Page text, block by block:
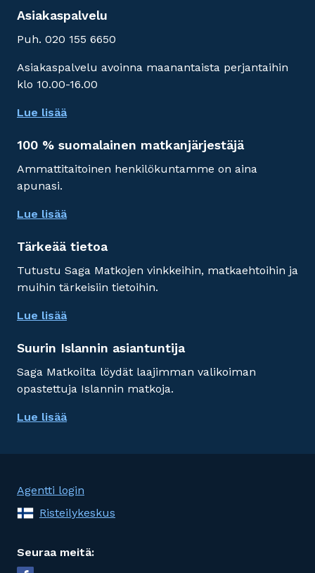
Asiakaspalvelu
Puh. 020 155 6650
Asiakaspalvelu avoinna maanantaista perjantaihin
klo 10.00-16.00
Lue lisää
100 % suomalainen matkanjärjestäjä
Ammattitaitoinen henkilökuntamme on aina
apunasi.
Lue lisää
Tärkeää tietoa
Tutustu Saga Matkojen vinkkeihin, matkaehtoihin ja
muihin tärkeisiin tietoihin.
Lue lisää
Suurin Islannin asiantuntija
Saga Matkoilta löydät laajimman valikoiman
opastettuja Islannin matkoja.
Lue lisää
Agentti login
Risteilykeskus
Seuraa meitä: